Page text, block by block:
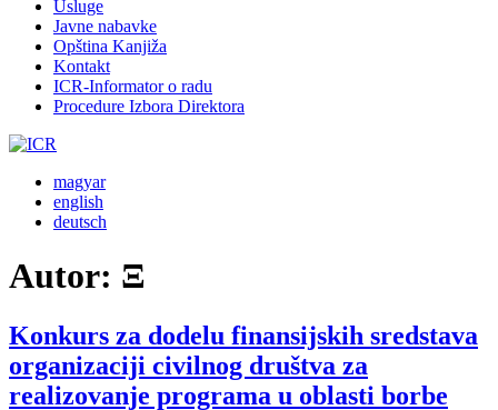
Usluge
Javne nabavke
Opština Kanjiža
Kontakt
ICR-Informator o radu
Procedure Izbora Direktora
magyar
english
deutsch
Autor: Ξ
Konkurs za dodelu finansijskih sredstava
organizaciji civilnog društva za
realizovanje programa u oblasti borbe